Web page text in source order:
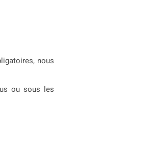
nous
ou sous les